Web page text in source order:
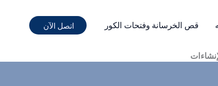
قص الخرسانة وفتحات الكور اتصل الآن